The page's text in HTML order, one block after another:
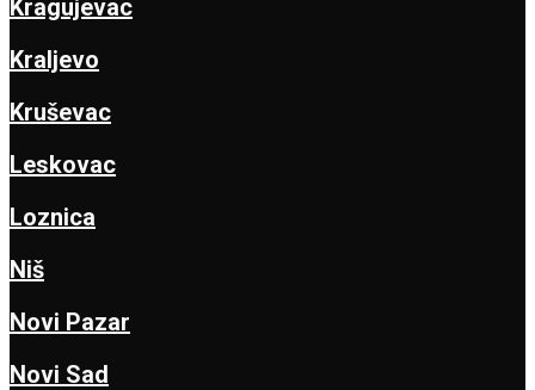
Kragujevac
Kraljevo
Kruševac
Leskovac
Loznica
Niš
Novi Pazar
Novi Sad